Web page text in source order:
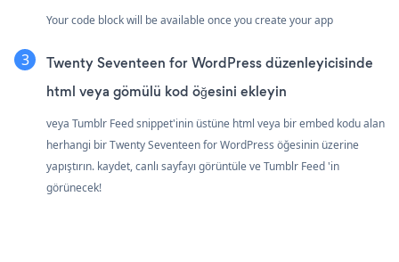
Your code block will be available once you create your app
Twenty Seventeen for WordPress düzenleyicisinde
html veya gömülü kod öğesini ekleyin
veya Tumblr Feed snippet'inin üstüne html veya bir embed kodu alan
herhangi bir Twenty Seventeen for WordPress öğesinin üzerine
yapıştırın. kaydet, canlı sayfayı görüntüle ve Tumblr Feed 'in
görünecek!